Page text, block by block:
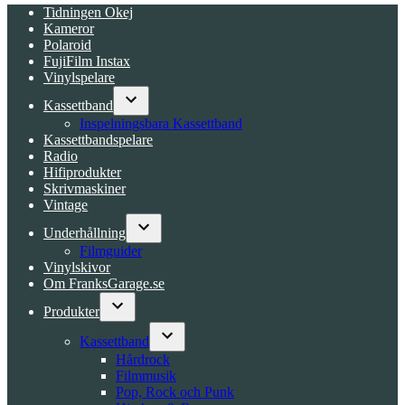
Tidningen Okej
Kameror
Polaroid
FujiFilm Instax
Vinylspelare
Kassettband
Open
dropdown
menu
Inspelningsbara Kassettband
Kassettbandspelare
Radio
Hifiprodukter
Skrivmaskiner
Vintage
Underhållning
Open
Filmguider
Vinylskivor
Om FranksGarage.se
Produkter
Open
dropdown
menu
Kassettband
Open
dropdown
menu
Hårdrock
Filmmusik
Pop, Rock och Punk